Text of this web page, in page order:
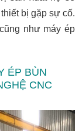
bị gặp sự cố.
như máy ép
ÉP BÙN
CNC